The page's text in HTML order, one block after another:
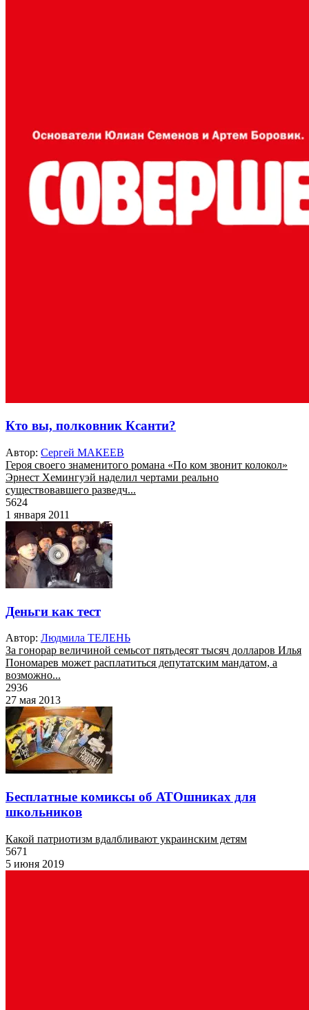
Кто вы, полковник Ксанти?
Автор: Сергей МАКЕЕВ
Героя своего знаменитого романа «По ком звонит колокол»
Эрнест Хемингуэй наделил чертами реально
существовавшего разведч...
5624
1 января 2011
Деньги как тест
Автор: Людмила ТЕЛЕНЬ
За гонорар величиной семьсот пятьдесят тысяч долларов Илья
Пономарев может расплатиться депутатским мандатом, а
возможно...
2936
27 мая 2013
Бесплатные комиксы об АТОшниках для
школьников
Какой патриотизм вдалбливают украинским детям
5671
5 июня 2019